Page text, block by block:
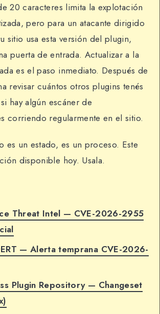
20 caracteres limita la explotación
pero para un atacante dirigido
sitio usa esta versión del plugin,
puerta de entrada. Actualizar a la
es el paso inmediato. Después de
revisar cuántos otros plugins tenés
hay algún escáner de
corriendo regularmente en el sitio.
es un estado, es un proceso. Este
disponible hoy. Usala.
Threat Intel — CVE-2026-2955
— Alerta temprana CVE-2026-
Plugin Repository — Changeset